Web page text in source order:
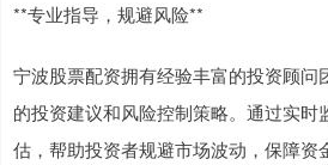
**专业指导，规避风险**
宁波股票配资拥有经验丰富的投资顾问
的投资建议和风险控制策略。通过实时
估，帮助投资者规避市场波动，保障资